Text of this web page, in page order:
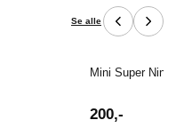
Se alle
Mini Super
200,-